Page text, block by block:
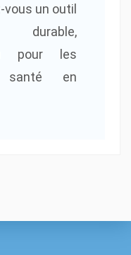
un outil
pour les
santé en